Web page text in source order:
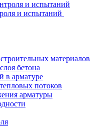
и испытаний
материалов
бетона
в арматуре
потоков
арматуры